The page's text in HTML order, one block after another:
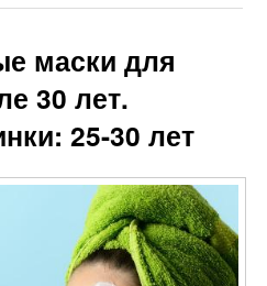
маски для
30 лет.
25-30 лет